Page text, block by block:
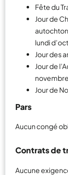
Fête du
Jour de
lundi
Jour des
Jour de
novembre
Jour de
Pars
Aucun congé
Contrats de
Aucune